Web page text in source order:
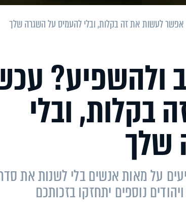
לעשות את זה בקלות, ובלי להעמיס על השגרה שלך
ולהשפיע?
ובלי
שלך
על מאות אנשים בלי לשנות את
נוספים יתחזקו בזכותכם